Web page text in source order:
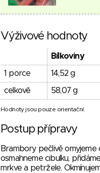
Výživové hodnoty
Bílkoviny
1 porce 14,52 g
celkově 58,07 g
Hodnoty jsou pouze orientační.
Postup přípravy
Brambory pečlivě omyjeme
osmahneme cibulku,
mrkve a petržele.